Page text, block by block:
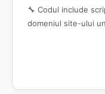
🔧 Codul include
domeniul site-ului